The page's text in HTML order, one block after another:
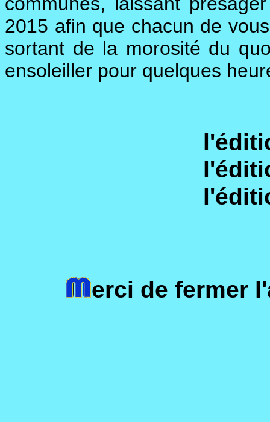
2015 afin que chacun de
sortant de la morosité du
ensoleiller pour quelques
erci de fermer